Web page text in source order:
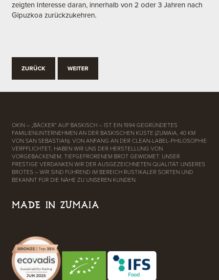
zeigten Interesse daran, innerhalb von 2 oder 3 Jahren nach
Gipuzkoa zurückzukehren.
ZURÜCK WEITER
OKIN – „BÄCKER“ AUF BASKISCH – IST EIN 1994 GEGRÜNDETES
FAMILIENUNTERNEHMEN AN DER BASKISCHEN KÜSTE (ZUMAIA, 40 KM
VON SAN SEBASTIAN). VON ANFANG AN DER CLEAN-LABEL-PHILOSOPHIE
VERPFLICHTET, HABEN WIR UNS DER HERSTELLUNG VON
VORGEBACKENEM, TIEFGEFRORENEM BROT GEWIDMET. UNSER
PRESTIGE VERDANKEN WIR DER AUSGEZEICHNETEN QUALITÄT UNSERES
BROTES – WIR SIND FÜHREND IM BEREICH RUSTIKALER SORTEN UND
BEKANNT FÜR DIE NÄHE ZU UNSEREN KUNDEN.
MADE IN ZUMAIA